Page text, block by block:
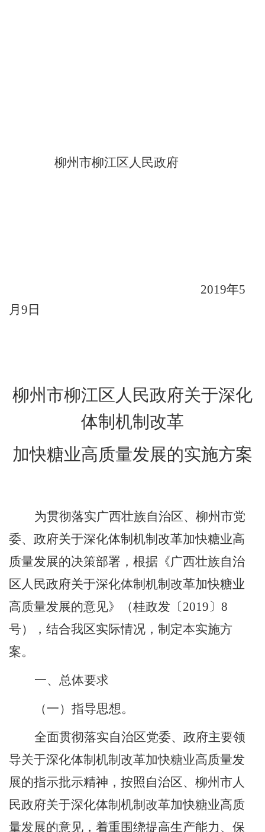
柳州市柳江区人民政府
2019年5
月 9 日
柳州市柳江区人民政府关于深化
体制机制改革
加快糖业高质量发展的实施方案
为贯彻落实广西壮族自治区、柳州市党
委、政府关于深化体制机制改革加快糖业高
质量发展的决策部署，根据《广西壮族自治
区人民政府关于深化体制机制改革加快糖业
高质量发展的意见》（桂政发〔2019〕 8
号），结合我区实际情况，制定本实施方
案。
一、总体要求
（一）指导思想。
全面贯彻落实自治区党委、政府主要领
导关于深化体制机制改革加快糖业高质量发
展的指示批示精神，按照自治区、柳州市人
民政府关于深化体制机制改革加快糖业高质
量发展的意见，着重围绕提高生产能力、保